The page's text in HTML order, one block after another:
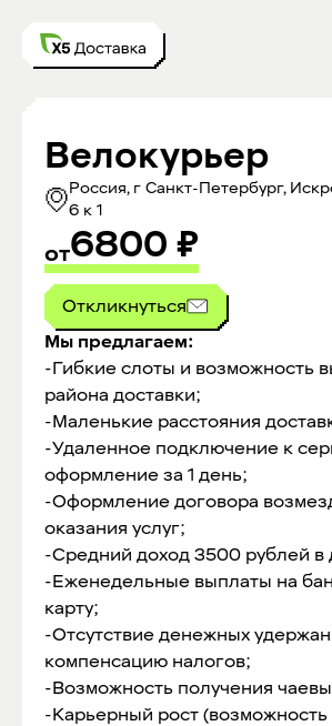
Велокурьер
Россия, г Санкт-Петербург,
6 к 1
от6800 ₽
Откликнуться
Мы предлагаем:
-Гибкие слоты и возможность
района доставки;
-Маленькие расстояния
-Удаленное подключение к
оформление за 1 день;
-Оформление договора
оказания услуг;
-Средний доход 3500 рублей в
-Еженедельные выплаты на
карту;
-Отсутствие денежных
компенсацию налогов;
-Возможность получения
-Карьерный рост (возможность